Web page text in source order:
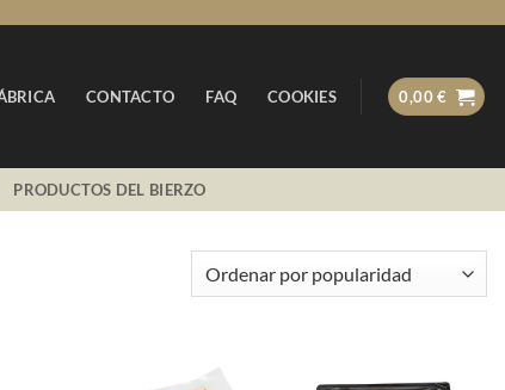
CONTACTO FAQ COOKIES 0,00€
PRODUCTOS DEL BIERZO